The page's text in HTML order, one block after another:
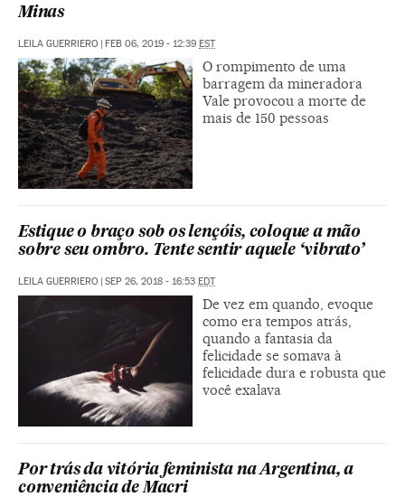
Minas
LEILA GUERRIERO | FEB 06, 2019 - 12:39 EST
O rompimento de uma
barragem da mineradora
Vale provocou a morte de
mais de 150 pessoas
Estique o braço sob os lençóis, coloque a mão
sobre seu ombro. Tente sentir aquele ‘vibrato’
LEILA GUERRIERO | SEP 26, 2018 - 16:53 EDT
De vez em quando, evoque
como era tempos atrás,
quando a fantasia da
felicidade se somava à
felicidade dura e robusta que
você exalava
Por trás da vitória feminista na Argentina, a
conveniência de Macri